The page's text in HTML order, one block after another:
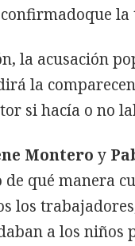
la
la acusación
la
si hacía o no
Montero y
qué manera
los
a los niños